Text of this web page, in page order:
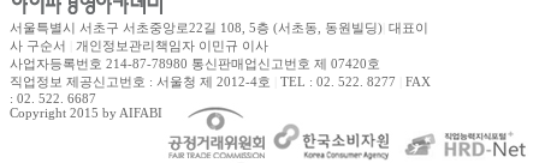
서울특별시 서초구 서초중앙로22길 108, 5층 (서초동, 동원빌딩) 대표이
사 구순서
개인정보관리책임자 이민규 이사
사업자등록번호 214-87-78980 통신판매업신고번호 제 07420호
직업정보 제공신고번호 : 서울청 제 2012-4호
TEL : 02. 522. 8277
FAX
: 02. 522. 6687
Copyright 2015 by AIFABIZ Corporation All right reserved